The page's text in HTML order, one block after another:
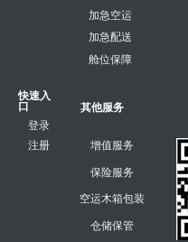
登录
注册
快速入
口
增值服务
保险服务
空运木箱包装
仓储保管
其他服务
加急空运
加急配送
舱位保障